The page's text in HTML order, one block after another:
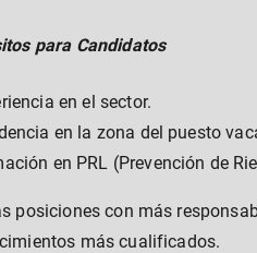
para Candidatos
en el sector.
en la zona del puesto
en PRL (Prevención de
posiciones con más
más cualificados.